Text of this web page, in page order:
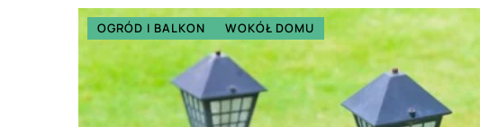
OGRÓD I BALKON WOKÓŁ DOMU